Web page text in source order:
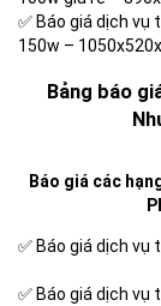
✅ Báo giá dịch vụ
150w –
Bảng báo
Báo giá các
✅ Báo giá dịch vụ
✅ Báo giá dịch vụ